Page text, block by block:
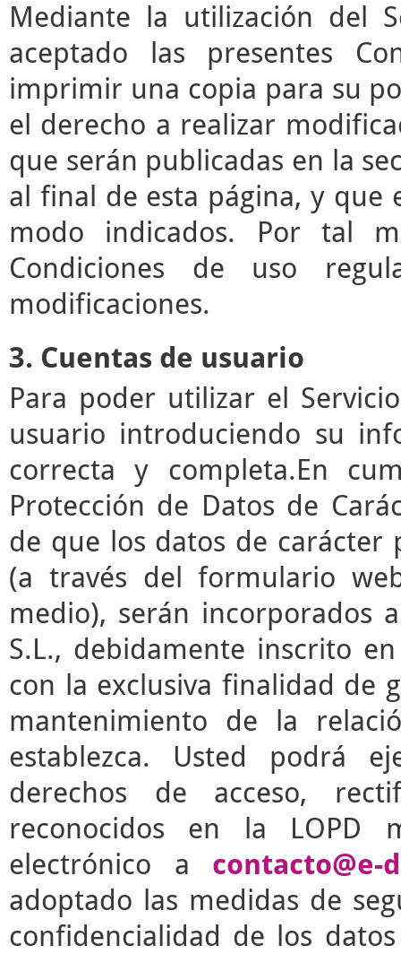
Mediante la utilización del
aceptado las presentes
imprimir una copia para su
el derecho a realizar
que serán publicadas en la
al final de esta página, y que
modo indicados. Por tal
Condiciones de uso
modificaciones.
3. Cuentas de usuario
Para poder utilizar el
usuario introduciendo su
correcta y completa.En
Protección de Datos de
de que los datos de carácter
(a través del formulario
medio), serán incorporados
S.L., debidamente inscrito
con la exclusiva finalidad de
mantenimiento de la
establezca. Usted podrá
derechos de acceso,
reconocidos en la LOPD
electrónico a contacto@e-
adoptado las medidas de
confidencialidad de los